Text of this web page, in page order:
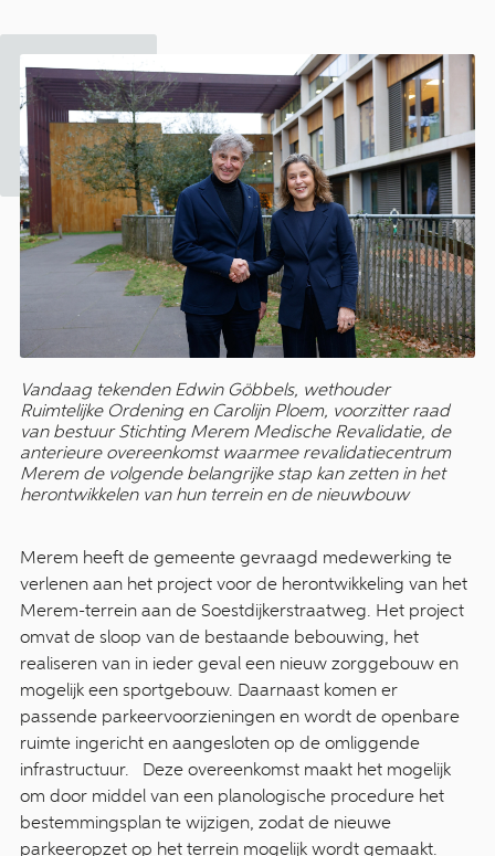
Vandaag tekenden Edwin Göbbels, wethouder
Ruimtelijke Ordening en Carolijn Ploem, voorzitter raad
van bestuur Stichting Merem Medische Revalidatie, de
anterieure overeenkomst waarmee revalidatiecentrum
Merem de volgende belangrijke stap kan zetten in het
herontwikkelen van hun terrein en de nieuwbouw
Merem heeft de gemeente gevraagd medewerking te
verlenen aan het project voor de herontwikkeling van het
Merem-terrein aan de Soestdijkerstraatweg. Het project
omvat de sloop van de bestaande bebouwing, het
realiseren van in ieder geval een nieuw zorggebouw en
mogelijk een sportgebouw. Daarnaast komen er
passende parkeervoorzieningen en wordt de openbare
ruimte ingericht en aangesloten op de omliggende
infrastructuur. Deze overeenkomst maakt het mogelijk
om door middel van een planologische procedure het
bestemmingsplan te wijzigen, zodat de nieuwe
parkeeropzet op het terrein mogelijk wordt gemaakt.